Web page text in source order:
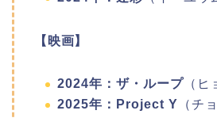
【映画】
2024年：ザ・ループ （
2025年：Project Y （チ